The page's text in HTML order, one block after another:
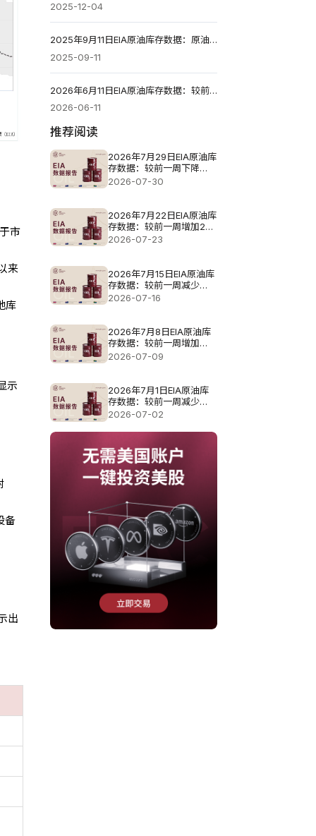
市
来
库
示
备
出
2025-12-04
2025年9月11日EIA原油库存数据：原油总库存增至4.25亿桶
2025-09-11
2026年6月11日EIA原油库存数据：较前一周减少722.7万桶
2026-06-11
推荐阅读
2026年7月29日EIA原油库
存数据：较前一周下降
716.7万桶
2026-07-30
2026年7月22日EIA原油库
存数据：较前一周增加201
万桶
2026-07-23
2026年7月15日EIA原油库
存数据：较前一周减少
169.2万桶
2026-07-16
2026年7月8日EIA原油库
存数据：较前一周增加
299.8万桶
2026-07-09
2026年7月1日EIA原油库
存数据：较前一周减少
377.5万桶
2026-07-02